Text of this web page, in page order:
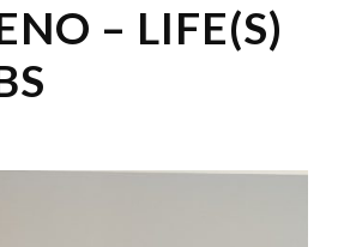
– LIFE(S)